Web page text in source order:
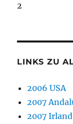
2
LINKS ZU
2006 USA
2007
2007 Irland